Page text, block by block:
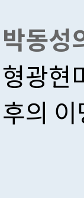
박동성
형광현
후의